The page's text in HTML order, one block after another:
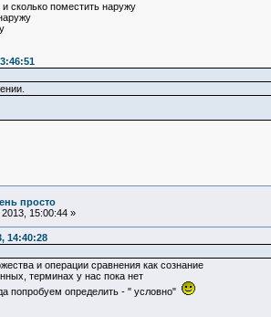
сколько поместить наружу
просто
15:00:44 »
14:40:28
и операции сравнения как сознание
терминах у нас пока нет
попробуем определить - " условно"